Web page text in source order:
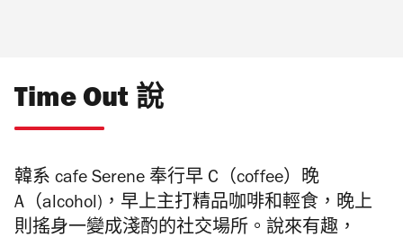
Time Out 說
韓系 cafe Serene 奉行早 C（coffee）晚
A（alcohol)，早上主打精品咖啡和輕食，晚上
則搖身一變成淺酌的社交場所。說來有趣，